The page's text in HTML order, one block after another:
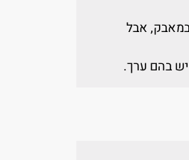
במאבק, אבל
בהם ערך.